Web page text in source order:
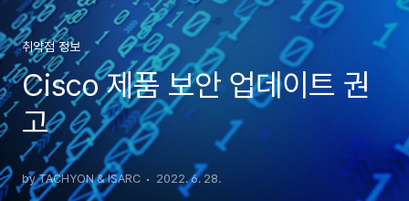
취약점 정보
Cisco 제품 보안 업데이트 권
고
by TACHYON & ISARC 2022. 6. 28.